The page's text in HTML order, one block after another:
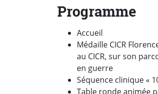
Programme
Accueil
Médaille CICR
au CICR, sur son
en guerre
Séquence clinique «
Table ronde animée